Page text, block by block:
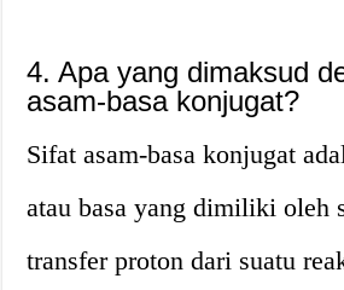
4. Apa yang dimaksud
asam-basa konjugat?
Sifat asam-basa konjugat
atau basa yang dimiliki oleh
transfer proton dari suatu